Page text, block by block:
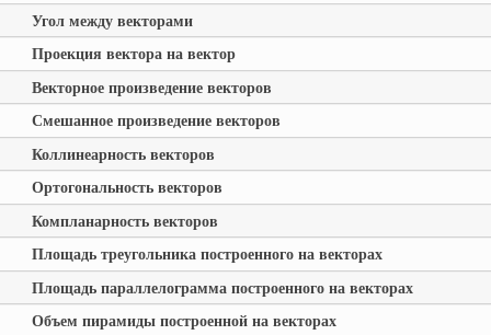
Угол между векторами
Проекция вектора на вектор
Векторное произведение векторов
Смешанное произведение векторов
Коллинеарность векторов
Ортогональность векторов
Компланарность векторов
Площадь треугольника построенного на векторах
Площадь параллелограмма построенного на векторах
Объем пирамиды построенной на векторах